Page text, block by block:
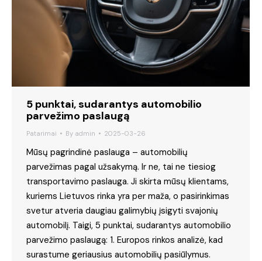
5 punktai, sudarantys automobilio
parvežimo paslaugą
Patarimai By admin 2025-03-26
Mūsų pagrindinė paslauga – automobilių
parvežimas pagal užsakymą. Ir ne, tai ne tiesiog
transportavimo paslauga. Ji skirta mūsų klientams,
kuriems Lietuvos rinka yra per maža, o pasirinkimas
svetur atveria daugiau galimybių įsigyti svajonių
automobilį. Taigi, 5 punktai, sudarantys automobilio
parvežimo paslaugą: 1. Europos rinkos analizė, kad
surastume geriausius automobilių pasiūlymus.